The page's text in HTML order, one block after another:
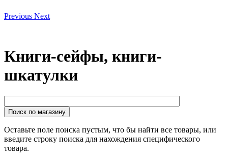
Previous Next
Книги-сейфы, книги-
шкатулки
Поиск по магазину
Оставьте поле поиска пустым, что бы найти все товары, или
введите строку поиска для нахождения специфического
товара.